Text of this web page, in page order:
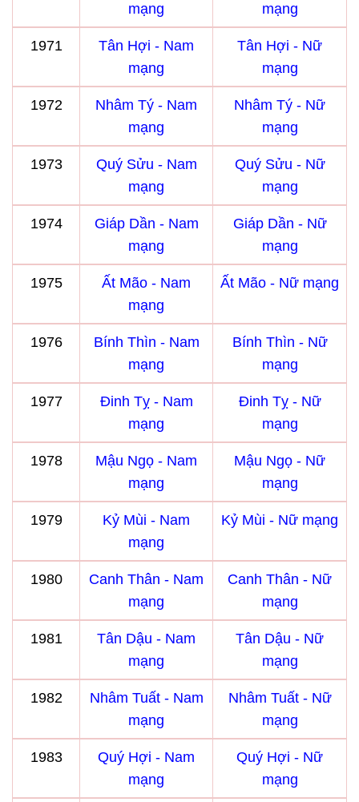
mạng
mạng
1971
Tân Hợi - Nam
mạng
Tân Hợi - Nữ
mạng
1972
Nhâm Tý - Nam
mạng
Nhâm Tý - Nữ
mạng
1973
Quý Sửu - Nam
mạng
Quý Sửu - Nữ
mạng
1974
Giáp Dần - Nam
mạng
Giáp Dần - Nữ
mạng
1975
Ất Mão - Nam
mạng
Ất Mão - Nữ mạng
1976
Bính Thìn - Nam
mạng
Bính Thìn - Nữ
mạng
1977
Đinh Tỵ - Nam
mạng
Đinh Tỵ - Nữ
mạng
1978
Mậu Ngọ - Nam
mạng
Mậu Ngọ - Nữ
mạng
1979
Kỷ Mùi - Nam
mạng
Kỷ Mùi - Nữ mạng
1980
Canh Thân - Nam
mạng
Canh Thân - Nữ
mạng
1981
Tân Dậu - Nam
mạng
Tân Dậu - Nữ
mạng
1982
Nhâm Tuất - Nam
mạng
Nhâm Tuất - Nữ
mạng
1983
Quý Hợi - Nam
mạng
Quý Hợi - Nữ
mạng